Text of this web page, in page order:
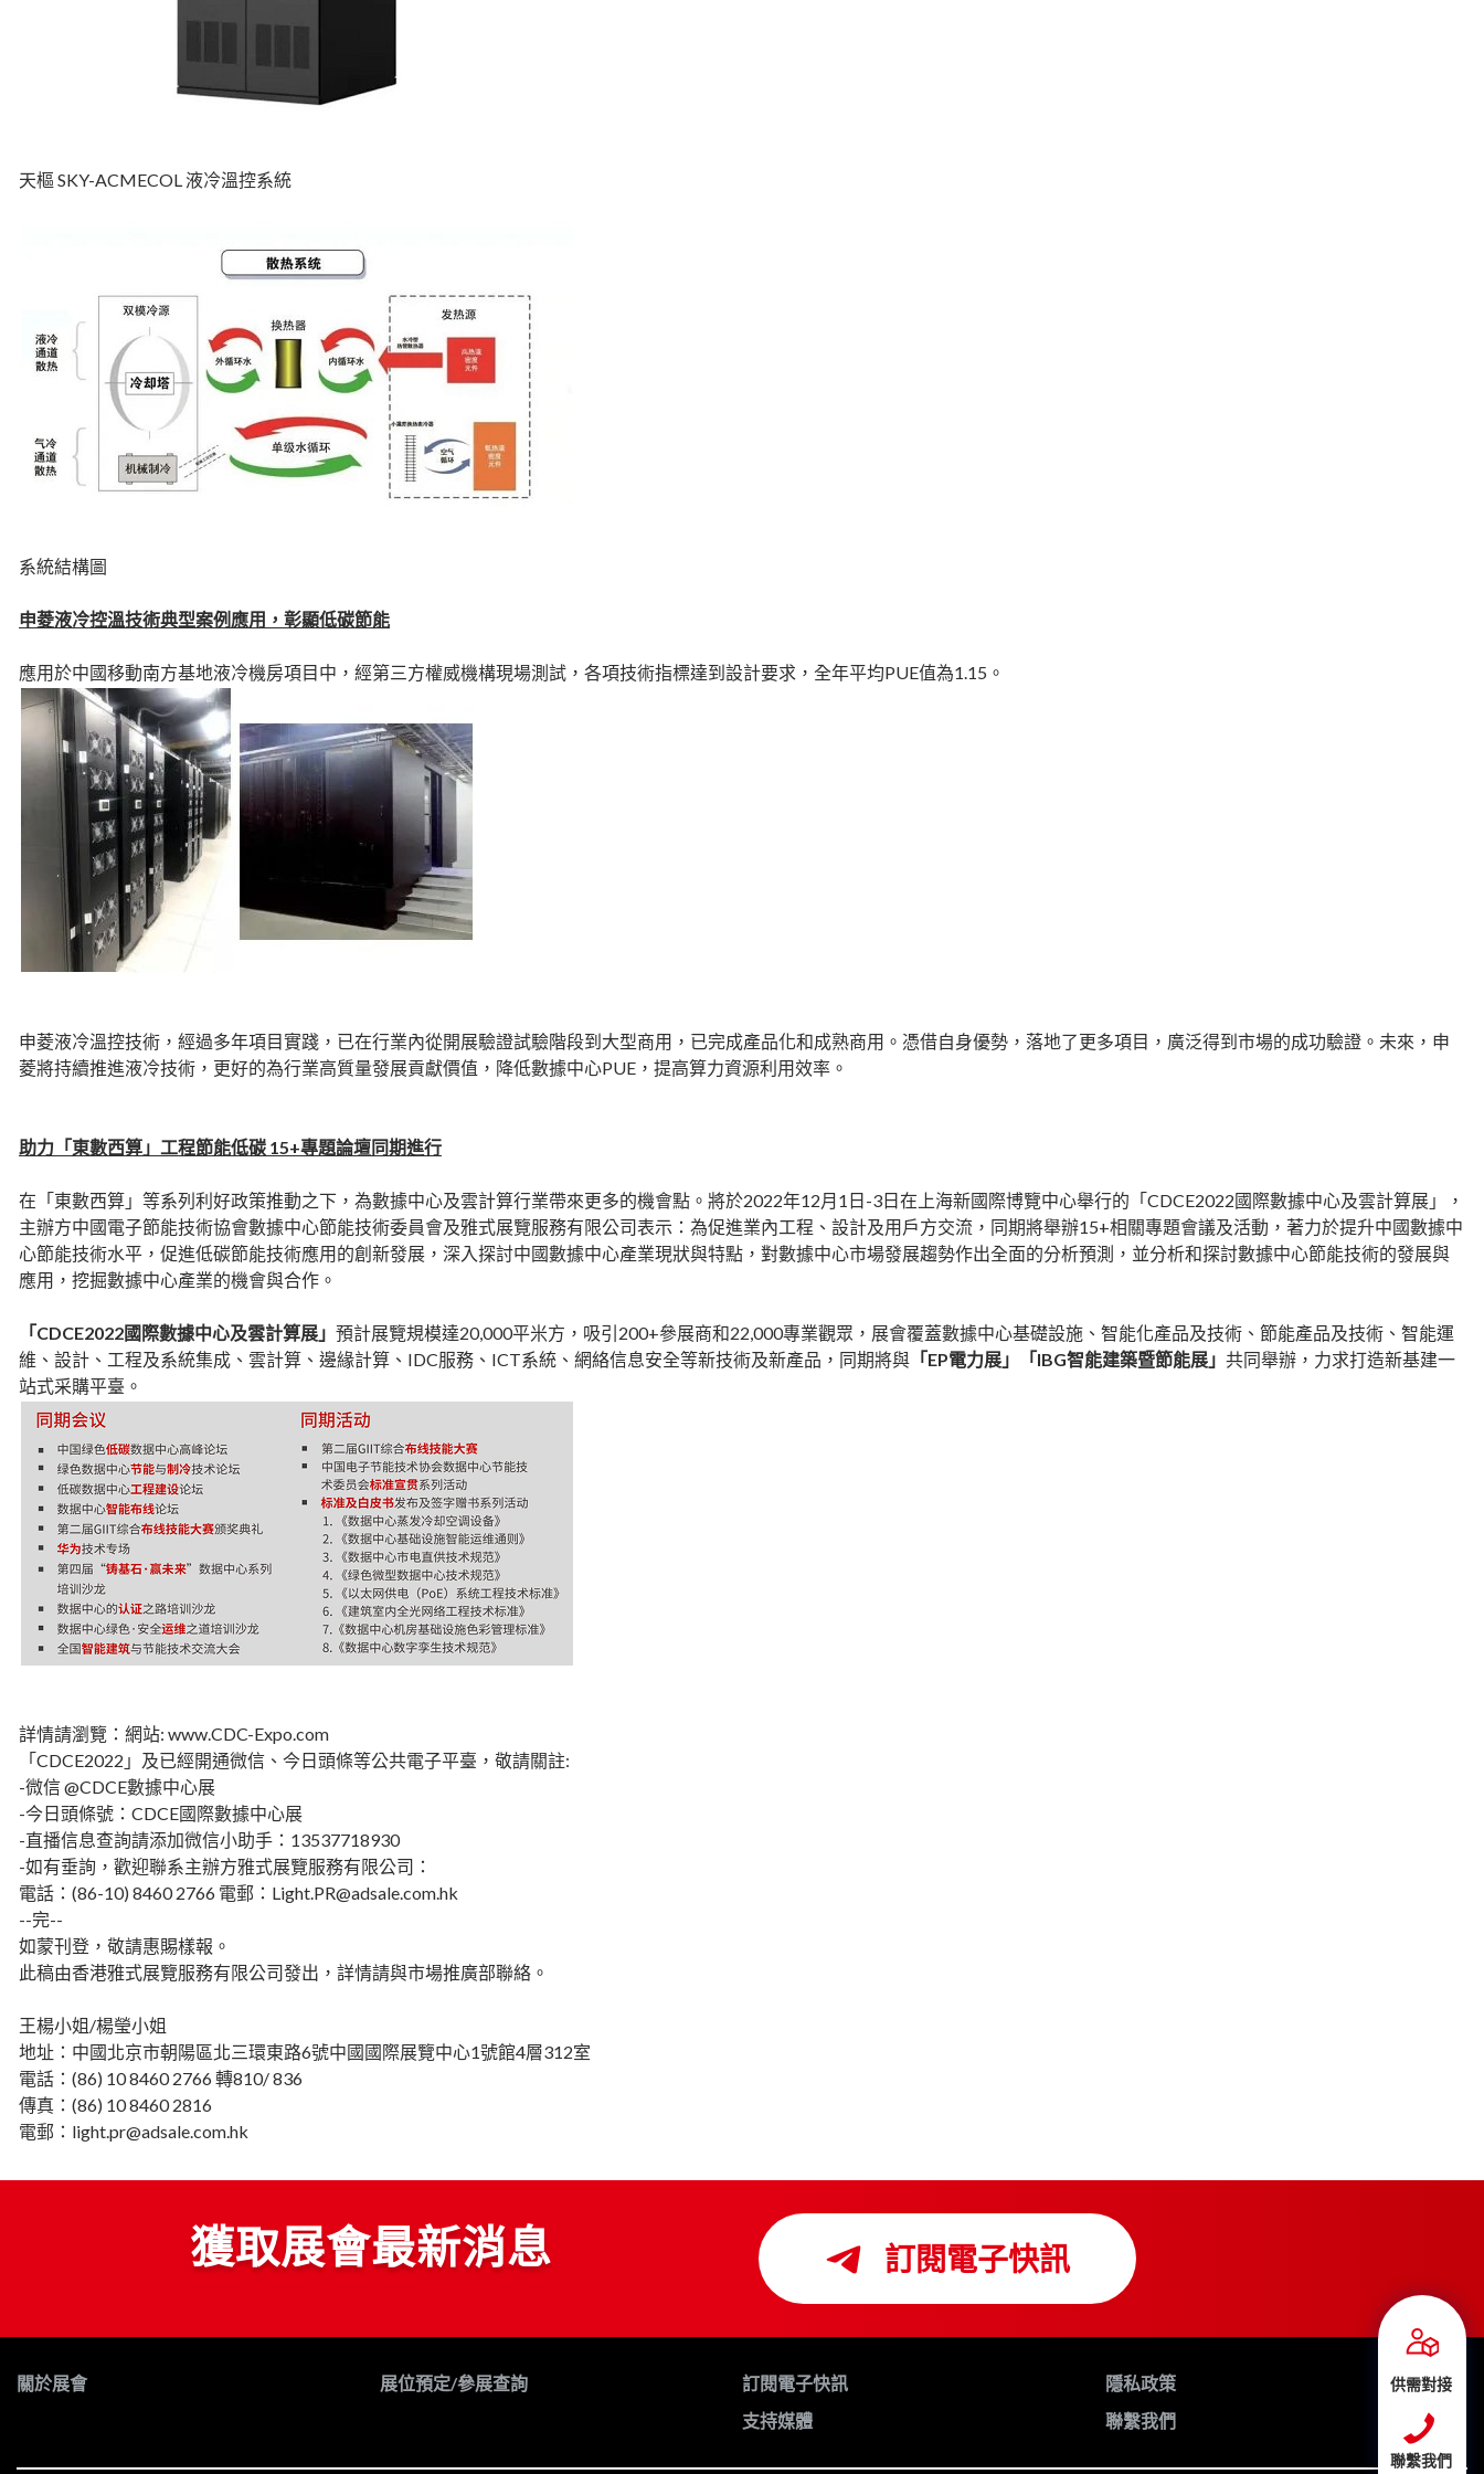
天樞 SKY-ACMECOL 液冷溫控系統
系統結構圖
申菱液冷控溫技術典型案例應用，彰顯低碳節能
應用於中國移動南方基地液冷機房項目中，經第三方權威機構現場測試，各項技術指標達到設計要求，全年平均PUE值為1.15。
申菱液冷溫控技術，經過多年項目實踐，已在行業內從開展驗證試驗階段到大型商用，已完成產品化和成熟商用。憑借自身優勢，落地了更多項目，廣泛得到市場的成功驗證。未來，申
菱將持續推進液冷技術，更好的為行業高質量發展貢獻價值，降低數據中心PUE，提高算力資源利用效率。
助力「東數西算」工程節能低碳 15+專題論壇同期進行
在「東數西算」等系列利好政策推動之下，為數據中心及雲計算行業帶來更多的機會點。將於2022年12月1日-3日在上海新國際博覽中心舉行的「CDCE2022國際數據中心及雲計算展」，
主辦方中國電子節能技術協會數據中心節能技術委員會及雅式展覽服務有限公司表示：為促進業內工程、設計及用戶方交流，同期將舉辦15+相關專題會議及活動，著力於提升中國數據中
心節能技術水平，促進低碳節能技術應用的創新發展，深入探討中國數據中心產業現狀與特點，對數據中心市場發展趨勢作出全面的分析預測，並分析和探討數據中心節能技術的發展與
應用，挖掘數據中心產業的機會與合作。
「CDCE2022國際數據中心及雲計算展」 預計展覽規模達20,000平米方，吸引200+參展商和22,000專業觀眾，展會覆蓋數據中心基礎設施、智能化產品及技術、節能產品及技術、智能運
維、設計、工程及系統集成、雲計算、邊緣計算、IDC服務、ICT系統、網絡信息安全等新技術及新產品，同期將與 「EP電力展」「IBG智能建築暨節能展」 共同舉辦，力求打造新基建一
站式采購平臺。
詳情請瀏覽：網站: www.CDC-Expo.com
「CDCE2022」及已經開通微信、今日頭條等公共電子平臺，敬請關註:
-微信 @CDCE數據中心展
-今日頭條號：CDCE國際數據中心展
-直播信息查詢請添加微信小助手：13537718930
-如有垂詢，歡迎聯系主辦方雅式展覽服務有限公司：
電話：(86-10) 8460 2766 電郵：Light.PR@adsale.com.hk
--完--
如蒙刊登，敬請惠賜樣報。
此稿由香港雅式展覽服務有限公司發出，詳情請與市場推廣部聯絡。
王楊小姐/楊瑩小姐
地址：中國北京市朝陽區北三環東路6號中國國際展覽中心1號館4層312室
電話：(86) 10 8460 2766 轉810/ 836
傳真：(86) 10 8460 2816
電郵：light.pr@adsale.com.hk
獲取展會最新消息 訂閱電子快訊
關於展會 展位預定/參展查詢
訂閱電子快訊
支持媒體
隱私政策
聯繫我們
供需對接
聯繫我們